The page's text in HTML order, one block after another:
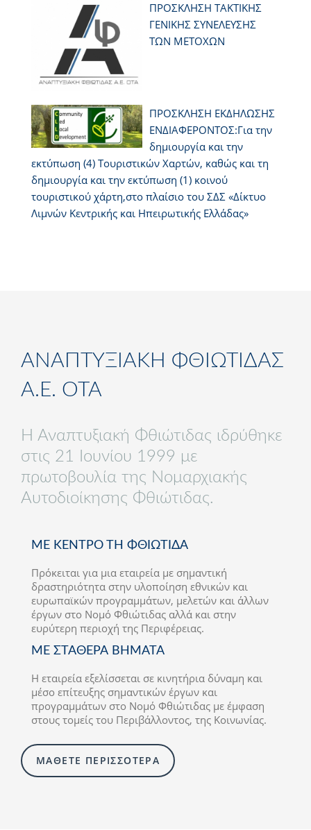
ΠΡΟΣΚΛΗΣΗ ΤΑΚΤΙΚΗΣ
ΓΕΝΙΚΗΣ ΣΥΝΕΛΕΥΣΗΣ
ΤΩΝ ΜΕΤΟΧΩΝ
ΠΡΟΣΚΛΗΣΗ ΕΚΔΗΛΩΣΗΣ
ΕΝΔΙΑΦΕΡΟΝΤΟΣ:Για την
δημιουργία και την
εκτύπωση (4) Τουριστικών Χαρτών, καθώς και τη
δημιουργία και την εκτύπωση (1) κοινού
τουριστικού χάρτη,στο πλαίσιο του ΣΔΣ «Δίκτυο
Λιμνών Κεντρικής και Ηπειρωτικής Ελλάδας»
ΑΝΑΠΤΥΞΙΑΚΗ ΦΘΙΩΤΙΔΑΣ
Α.Ε. ΟΤΑ
Η Αναπτυξιακή Φθιώτιδας ιδρύθηκε
στις 21 Ιουνίου 1999 με
πρωτοβουλία της Νομαρχιακής
Αυτοδιοίκησης Φθιώτιδας.
ΜΕ ΚΕΝΤΡΟ ΤΗ ΦΘΙΩΤΙΔΑ
Πρόκειται για μια εταιρεία με σημαντική
δραστηριότητα στην υλοποίηση εθνικών και
ευρωπαϊκών προγραμμάτων, μελετών και άλλων
έργων στο Νομό Φθιώτιδας αλλά και στην
ευρύτερη περιοχή της Περιφέρειας.
ΜΕ ΣΤΑΘΕΡΑ ΒΗΜΑΤΑ
Η εταιρεία εξελίσσεται σε κινητήρια δύναμη και
μέσο επίτευξης σημαντικών έργων και
προγραμμάτων στο Νομό Φθιώτιδας με έμφαση
στους τομείς του Περιβάλλοντος, της Κοινωνίας.
ΜΑΘΕΤΕ ΠΕΡΙΣΣΟΤΕΡΑ